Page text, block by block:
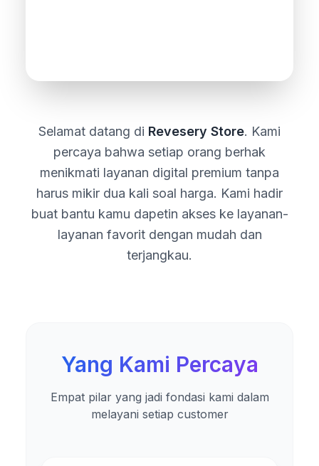
Selamat datang di Revesery Store. Kami
percaya bahwa setiap orang berhak
menikmati layanan digital premium tanpa
harus mikir dua kali soal harga. Kami hadir
buat bantu kamu dapetin akses ke layanan-
layanan favorit dengan mudah dan
terjangkau.
Yang Kami Percaya
Empat pilar yang jadi fondasi kami dalam
melayani setiap customer